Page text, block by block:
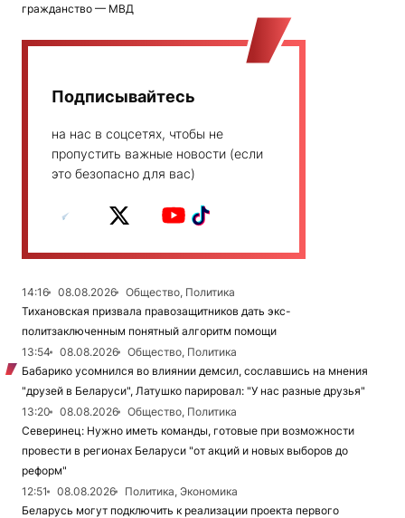
гражданство — МВД
Подписывайтесь
на нас в соцсетях, чтобы не
пропустить важные новости (если
это безопасно для вас)
14:16 08.08.2026
Общество, Политика
Тихановская призвала правозащитников дать экс-
политзаключенным понятный алгоритм помощи
13:54
08.08.2026
Общество, Политика
Бабарико усомнился во влиянии демсил, сославшись на мнения
"друзей в Беларуси", Латушко парировал: "У нас разные друзья"
13:20
08.08.2026
Общество, Политика
Северинец: Нужно иметь команды, готовые при возможности
провести в регионах Беларуси "от акций и новых выборов до
реформ"
12:51
08.08.2026
Политика, Экономика
Беларусь могут подключить к реализации проекта первого